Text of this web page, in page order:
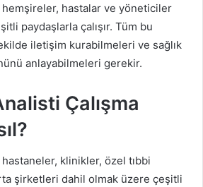
hastalar ve yöneticiler
paydaşlarla çalışır. Tüm bu
iletişim kurabilmeleri ve sağlık
anlayabilmeleri gerekir.
Çalışma
klinikler, özel tıbbi
şirketleri dahil olmak üzere çeşitli